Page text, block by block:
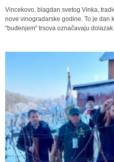
Vincekovo, blagdan svetog Vinka,
nove vinogradarske godine. To je dan
"buđenjem" trsova označavaju